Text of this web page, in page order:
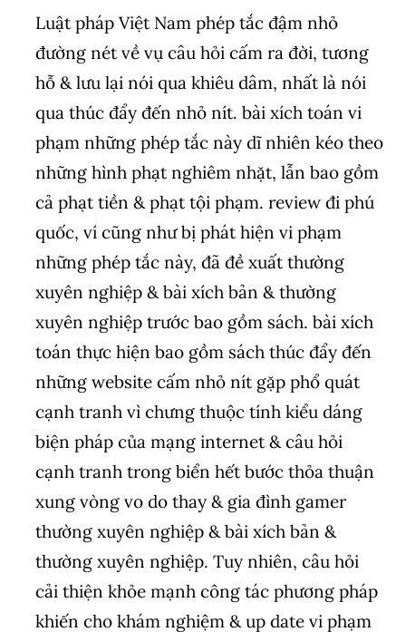
Luật pháp Việt Nam phép tắc đậm nhỏ
đường nét về vụ câu hỏi cấm ra đời, tương
hỗ & lưu lại nói qua khiêu dâm, nhất là nói
qua thúc đẩy đến nhỏ nít. bài xích toán vi
phạm những phép tắc này dĩ nhiên kéo theo
những hình phạt nghiêm nhặt, lẫn bao gồm
cả phạt tiền & phạt tội phạm. review đi phú
quốc, ví cũng như bị phát hiện vi phạm
những phép tắc này, đã đề xuất thường
xuyên nghiệp & bài xích bản & thường
xuyên nghiệp trước bao gồm sách. bài xích
toán thực hiện bao gồm sách thúc đẩy đến
những website cấm nhỏ nít gặp phổ quát
cạnh tranh vì chưng thuộc tính kiểu dáng
biện pháp của mạng internet & câu hỏi
cạnh tranh trong biển hết bước thỏa thuận
xung vòng vo do thay & gia đình gamer
thường xuyên nghiệp & bài xích bản &
thường xuyên nghiệp. Tuy nhiên, câu hỏi
cải thiện khỏe mạnh công tác phương pháp
khiến cho khám nghiệm & up date vi phạm